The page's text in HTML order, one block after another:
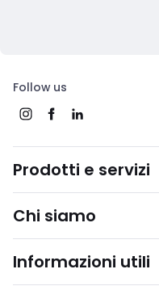
Follow us
Prodotti e servizi
Chi siamo
Informazioni utili